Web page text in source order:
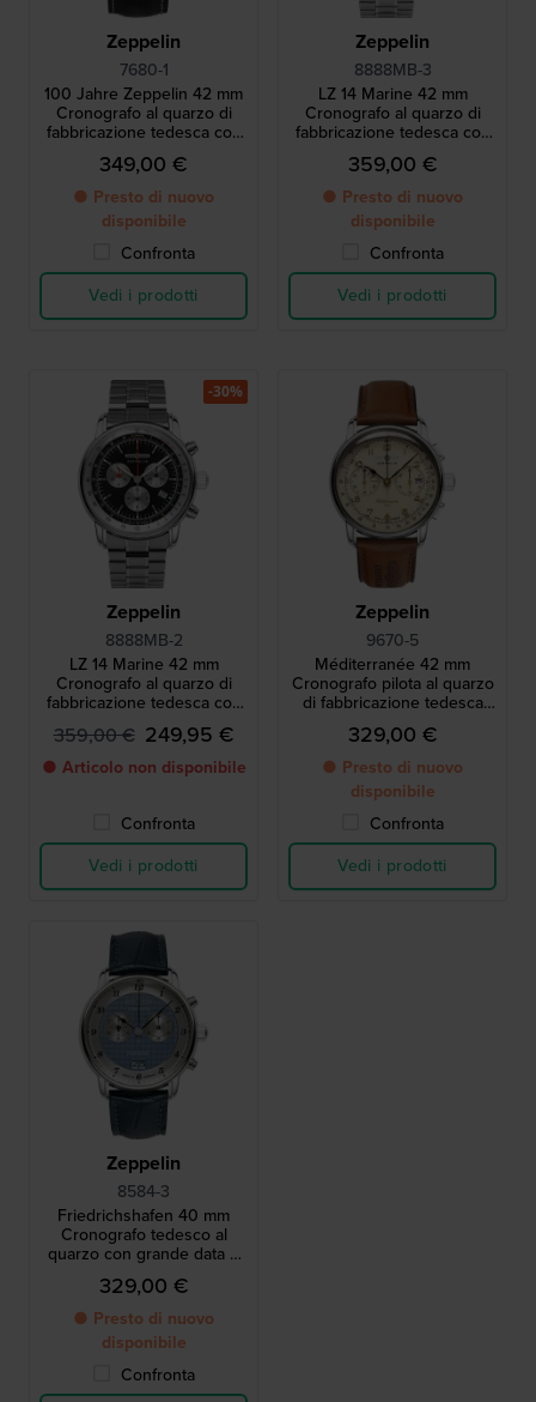
Zeppelin
7680-1
100 Jahre Zeppelin 42 mm
Cronografo al quarzo di
fabbricazione tedesca con
allarme e movimento
svizzero
349,00 €
● Presto di nuovo
disponibile
Confronta
Vedi i prodotti
Zeppelin
8888MB-3
LZ 14 Marine 42 mm
Cronografo al quarzo di
fabbricazione tedesca con
movimento svizzero
359,00 €
● Presto di nuovo
disponibile
Confronta
Vedi i prodotti
Zeppelin
8888MB-2
LZ 14 Marine 42 mm
Cronografo al quarzo di
fabbricazione tedesca con
movimento svizzero
359,00 € 249,95 €
● Articolo non disponibile
Confronta
Vedi i prodotti
-30%
Zeppelin
9670-5
Méditerranée 42 mm
Cronografo pilota al quarzo
di fabbricazione tedesca
con data
329,00 €
● Presto di nuovo
disponibile
Confronta
Vedi i prodotti
Zeppelin
8584-3
Friedrichshafen 40 mm
Cronografo tedesco al
quarzo con grande data e
quadrante "Clus de Paris".
329,00 €
● Presto di nuovo
disponibile
Confronta